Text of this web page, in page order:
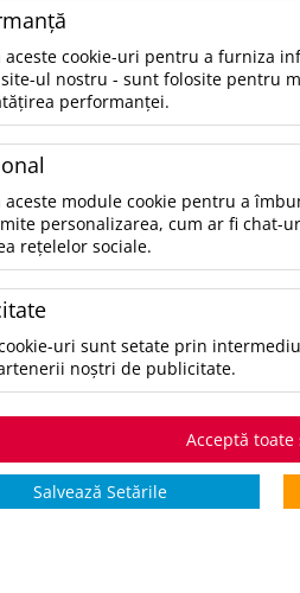
MILO WOMEN
lei/buc13.35 lei
valabil in limita stocului
intern: 23 Buc
aceste cookie-uri pentru a furniza
ul nostru - sunt folosite pentru
performanței.
aceste module cookie pentru a
personalizarea, cum ar fi chat-
rețelelor sociale.
uri sunt setate prin
noștri de publicitate.
Acceptă
Salvează Setările